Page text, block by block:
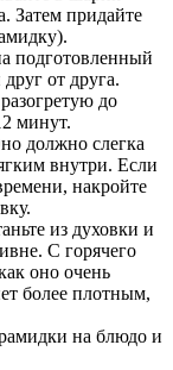
Затем придайте
подготовленный
от друга.
до
минут.
должно слегка
внутри. Если
накройте
из духовки и
С горячего
оно очень
более плотным,
на блюдо и